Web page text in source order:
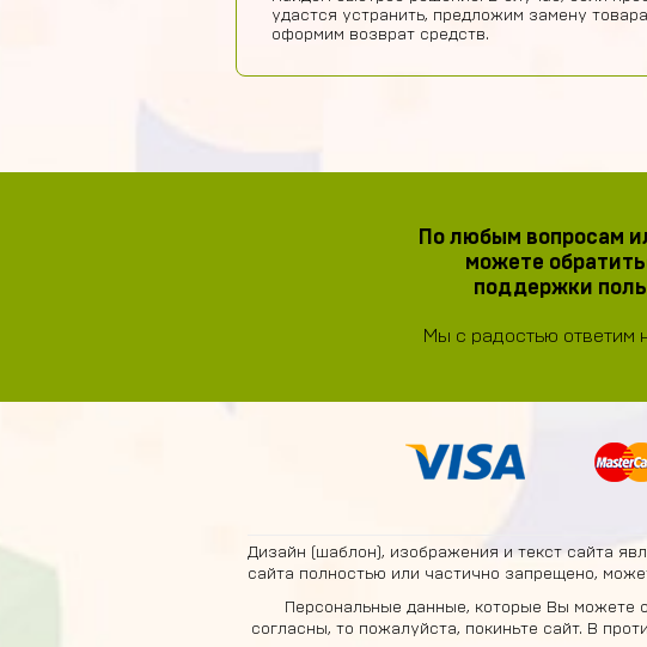
удастся устранить, предложим замену
оформим возврат средств.
По любым вопросам
можете
поддержки
Мы с радостью ответим
Дизайн (шаблон), изображения и текст сайта
сайта полностью или частично запрещено,
Персональные данные, которые Вы можете
согласны, то пожалуйста, покиньте сайт. В